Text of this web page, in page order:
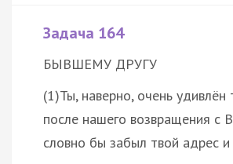
Задача 164
БЫВШЕМУ ДРУГУ
(1)Ты, наверно, очень удивлён
после нашего возвращения с
словно бы забыл твой адрес